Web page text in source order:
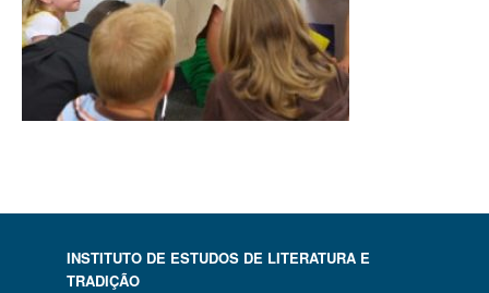
INSTITUTO DE ESTUDOS DE LITERATURA E
TRADIÇÃO